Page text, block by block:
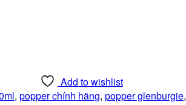
Add to wishlist
, popper chính hãng, popper glenburgie,